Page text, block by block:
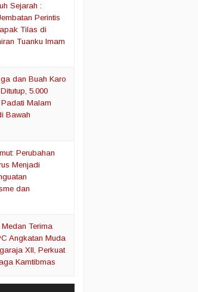
Sejarah :
Perintis
Tilas di
Tuanku Imam
dan Buah Karo
5.000
Malam
Bawah
Perubahan
Menjadi
dan
Terima
Angkatan Muda
XII, Perkuat
Kamtibmas